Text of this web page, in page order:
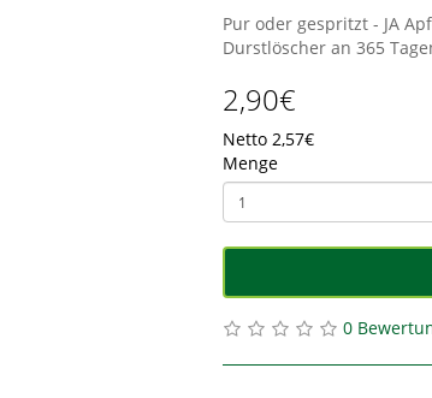
Pur oder gespritzt - JA
Durstlöscher an 365
2,90€
Netto 2,57€
Menge
0